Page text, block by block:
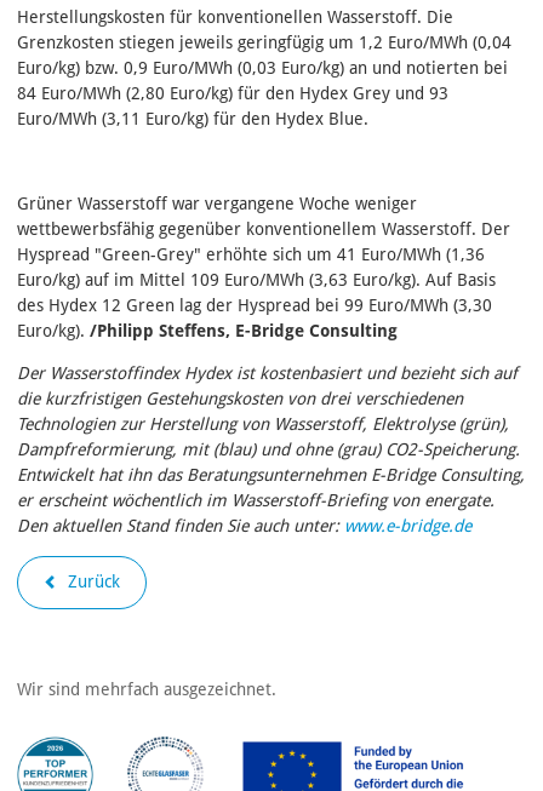
Herstellungskosten für konventionellen Wasserstoff. Die
Grenzkosten stiegen jeweils geringfügig um 1,2 Euro/MWh (0,04
Euro/kg) bzw. 0,9 Euro/MWh (0,03 Euro/kg) an und notierten bei
84 Euro/MWh (2,80 Euro/kg) für den Hydex Grey und 93
Euro/MWh (3,11 Euro/kg) für den Hydex Blue.
Grüner Wasserstoff war vergangene Woche weniger
wettbewerbsfähig gegenüber konventionellem Wasserstoff. Der
Hyspread "Green-Grey" erhöhte sich um 41 Euro/MWh (1,36
Euro/kg) auf im Mittel 109 Euro/MWh (3,63 Euro/kg). Auf Basis
des Hydex 12 Green lag der Hyspread bei 99 Euro/MWh (3,30
Euro/kg). /Philipp Steffens, E-Bridge Consulting
Der Wasserstoffindex Hydex ist kostenbasiert und bezieht sich auf
die kurzfristigen Gestehungskosten von drei verschiedenen
Technologien zur Herstellung von Wasserstoff, Elektrolyse (grün),
Dampfreformierung, mit (blau) und ohne (grau) CO2-Speicherung.
Entwickelt hat ihn das Beratungsunternehmen E-Bridge Consulting,
er erscheint wöchentlich im Wasserstoff-Briefing von energate.
Den aktuellen Stand finden Sie auch unter: www.e-bridge.de
Zurück
Wir sind mehrfach ausgezeichnet.